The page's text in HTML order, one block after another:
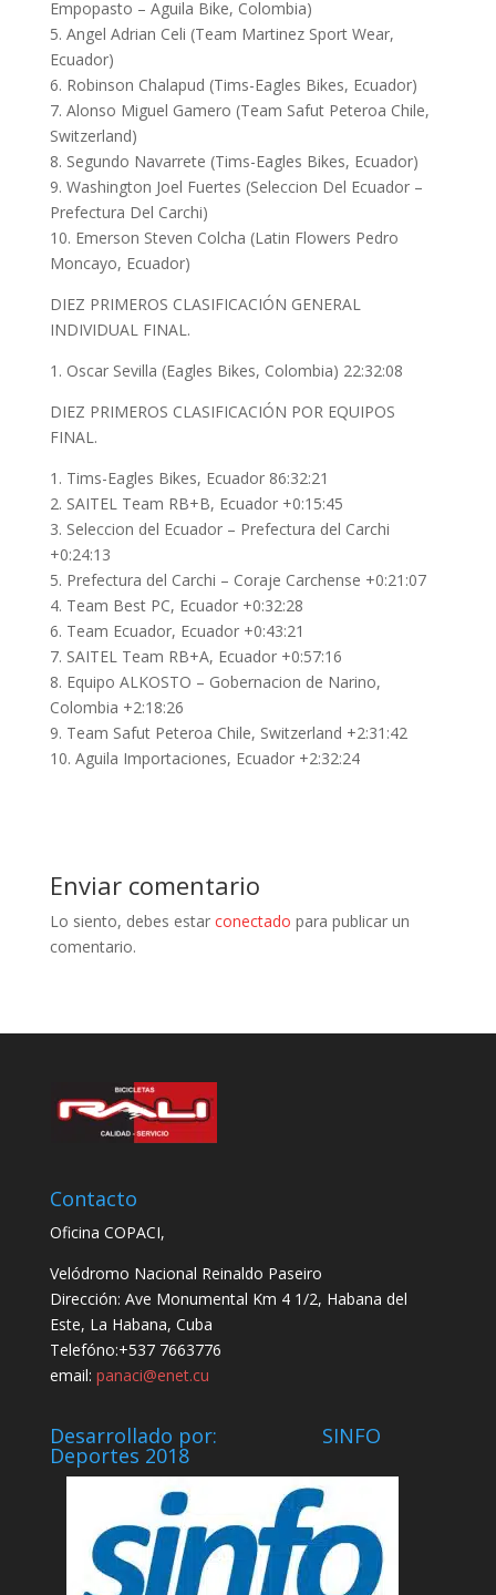
Empopasto – Aguila Bike, Colombia)
5. Angel Adrian Celi (Team Martinez Sport Wear,
Ecuador)
6. Robinson Chalapud (Tims-Eagles Bikes, Ecuador)
7. Alonso Miguel Gamero (Team Safut Peteroa Chile,
Switzerland)
8. Segundo Navarrete (Tims-Eagles Bikes, Ecuador)
9. Washington Joel Fuertes (Seleccion Del Ecuador –
Prefectura Del Carchi)
10. Emerson Steven Colcha (Latin Flowers Pedro
Moncayo, Ecuador)
DIEZ PRIMEROS CLASIFICACIÓN GENERAL
INDIVIDUAL FINAL.
1. Oscar Sevilla (Eagles Bikes, Colombia) 22:32:08
DIEZ PRIMEROS CLASIFICACIÓN POR EQUIPOS
FINAL.
1. Tims-Eagles Bikes, Ecuador 86:32:21
2. SAITEL Team RB+B, Ecuador +0:15:45
3. Seleccion del Ecuador – Prefectura del Carchi
+0:24:13
5. Prefectura del Carchi – Coraje Carchense +0:21:07
4. Team Best PC, Ecuador +0:32:28
6. Team Ecuador, Ecuador +0:43:21
7. SAITEL Team RB+A, Ecuador +0:57:16
8. Equipo ALKOSTO – Gobernacion de Narino,
Colombia +2:18:26
9. Team Safut Peteroa Chile, Switzerland +2:31:42
10. Aguila Importaciones, Ecuador +2:32:24
Enviar comentario
Lo siento, debes estar conectado para publicar un
comentario.
Contacto
Oficina COPACI,
Velódromo Nacional Reinaldo Paseiro
Dirección: Ave Monumental Km 4 1/2, Habana del
Este, La Habana, Cuba
Telefóno:+537 7663776
email: panaci@enet.cu
Desarrollado por: SINFO
Deportes 2018